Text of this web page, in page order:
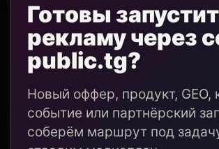
Готовы
рекламу через
public.tg?
Новый оффер, продукт, GEO,
событие или партнёрский
соберём маршрут под